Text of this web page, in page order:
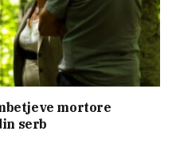
mortore
serb